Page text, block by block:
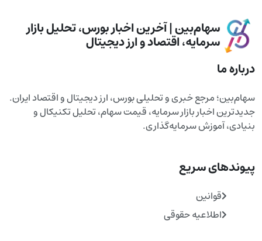
سهام‌بین | آخرین اخبار بورس، تحلیل بازار
سرمایه، اقتصاد و ارز دیجیتال
درباره ما
سهام‌بین؛ مرجع خبری و تحلیلی بورس، ارز دیجیتال و اقتصاد ایران.
جدیدترین اخبار بازار سرمایه، قیمت سهام، تحلیل تکنیکال و
بنیادی، آموزش سرمایه‌گذاری.
پیوندهای سریع
قوانین
اطلاعیه حقوقی